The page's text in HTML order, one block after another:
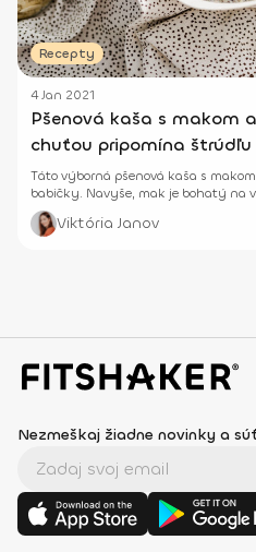
Recepty
4 Jan 2021
Pšenová kaša s makom
chuťou pripomína
Táto výborná pšenová kaša s
babičky. Navyše, mak je bohatý na
jeádlnička.
Viktória Janov
Nezmeškaj žiadne novinky a